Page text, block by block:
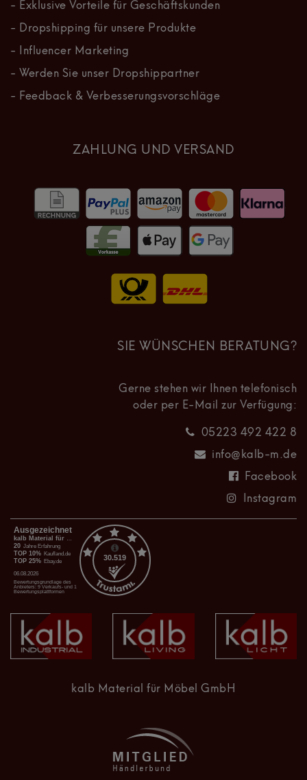
- Exklusive Vorteile für Geschäftskunden
- Dropshipping für unsere Produkte
- Influencer Marketing
- Werden Sie unser Dropshippartner
- Feedback & Verbesserungsvorschläge
ZAHLUNG UND VERSAND
SIE WÜNSCHEN BERATUNG?
Gerne stehen wir Ihnen telefonisch
oder per E-Mail zur Verfügung:
05223 492 422 8
info@kalb-m.de
Facebook
Instagram
kalb Material für Möbel GmbH